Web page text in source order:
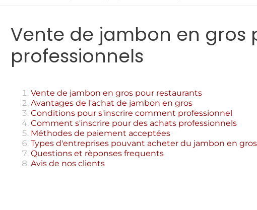
Vente de jambon en gros
professionnels
Vente de jambon en gros pour restaurants
Avantages de l'achat de jambon en gros
Conditions pour s'inscrire comment professionnel
Comment s'inscrire pour des achats professionnels
Méthodes de paiement acceptées
Types d'entreprises pouvant acheter du jambon en gros
Questions et rèponses frequents
Avis de nos clients